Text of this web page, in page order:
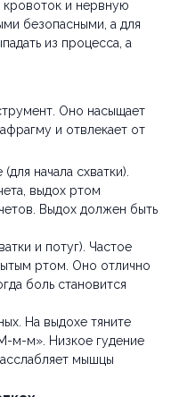
кровоток и нервную
безопасными, а для
из процесса, а
Оно насыщает
и отвлекает от
начала схватки).
выдох ртом
Выдох должен быть
и потуг). Частое
ртом. Оно отлично
боль становится
На выдохе тяните
м-м». Низкое гудение
мышцы